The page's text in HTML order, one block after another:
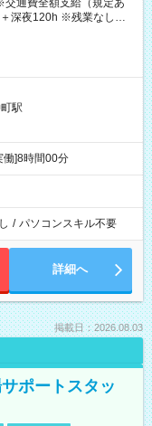
通費全額支給（規定あ
深夜120h ※残業なしの場
駅
働]8時間00分
/ パソコンスキル不要
詳細へ
掲載日：2026.08.03
ポートスタッ